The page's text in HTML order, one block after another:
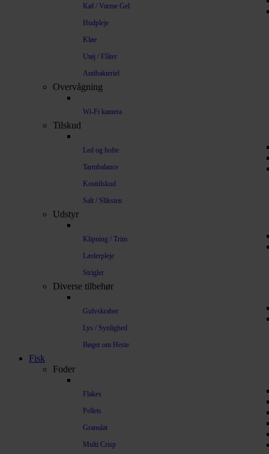
Køl / Varme Gel
Hudpleje
Kløe
Utøj / Flåter
Antibakteriel
Overvågning
Wi-Fi kamera
Tilskud
Led og hofte
Tarmbalance
Kosttilskud
Salt / Sliksten
Udstyr
Klipning / Trim
Læderpleje
Strigler
Diverse tilbehør
Gulvskraber
Lys / Synlighed
Bøger om Heste
Fisk
Foder
Flakes
Pellets
Granulat
Multi Crisp